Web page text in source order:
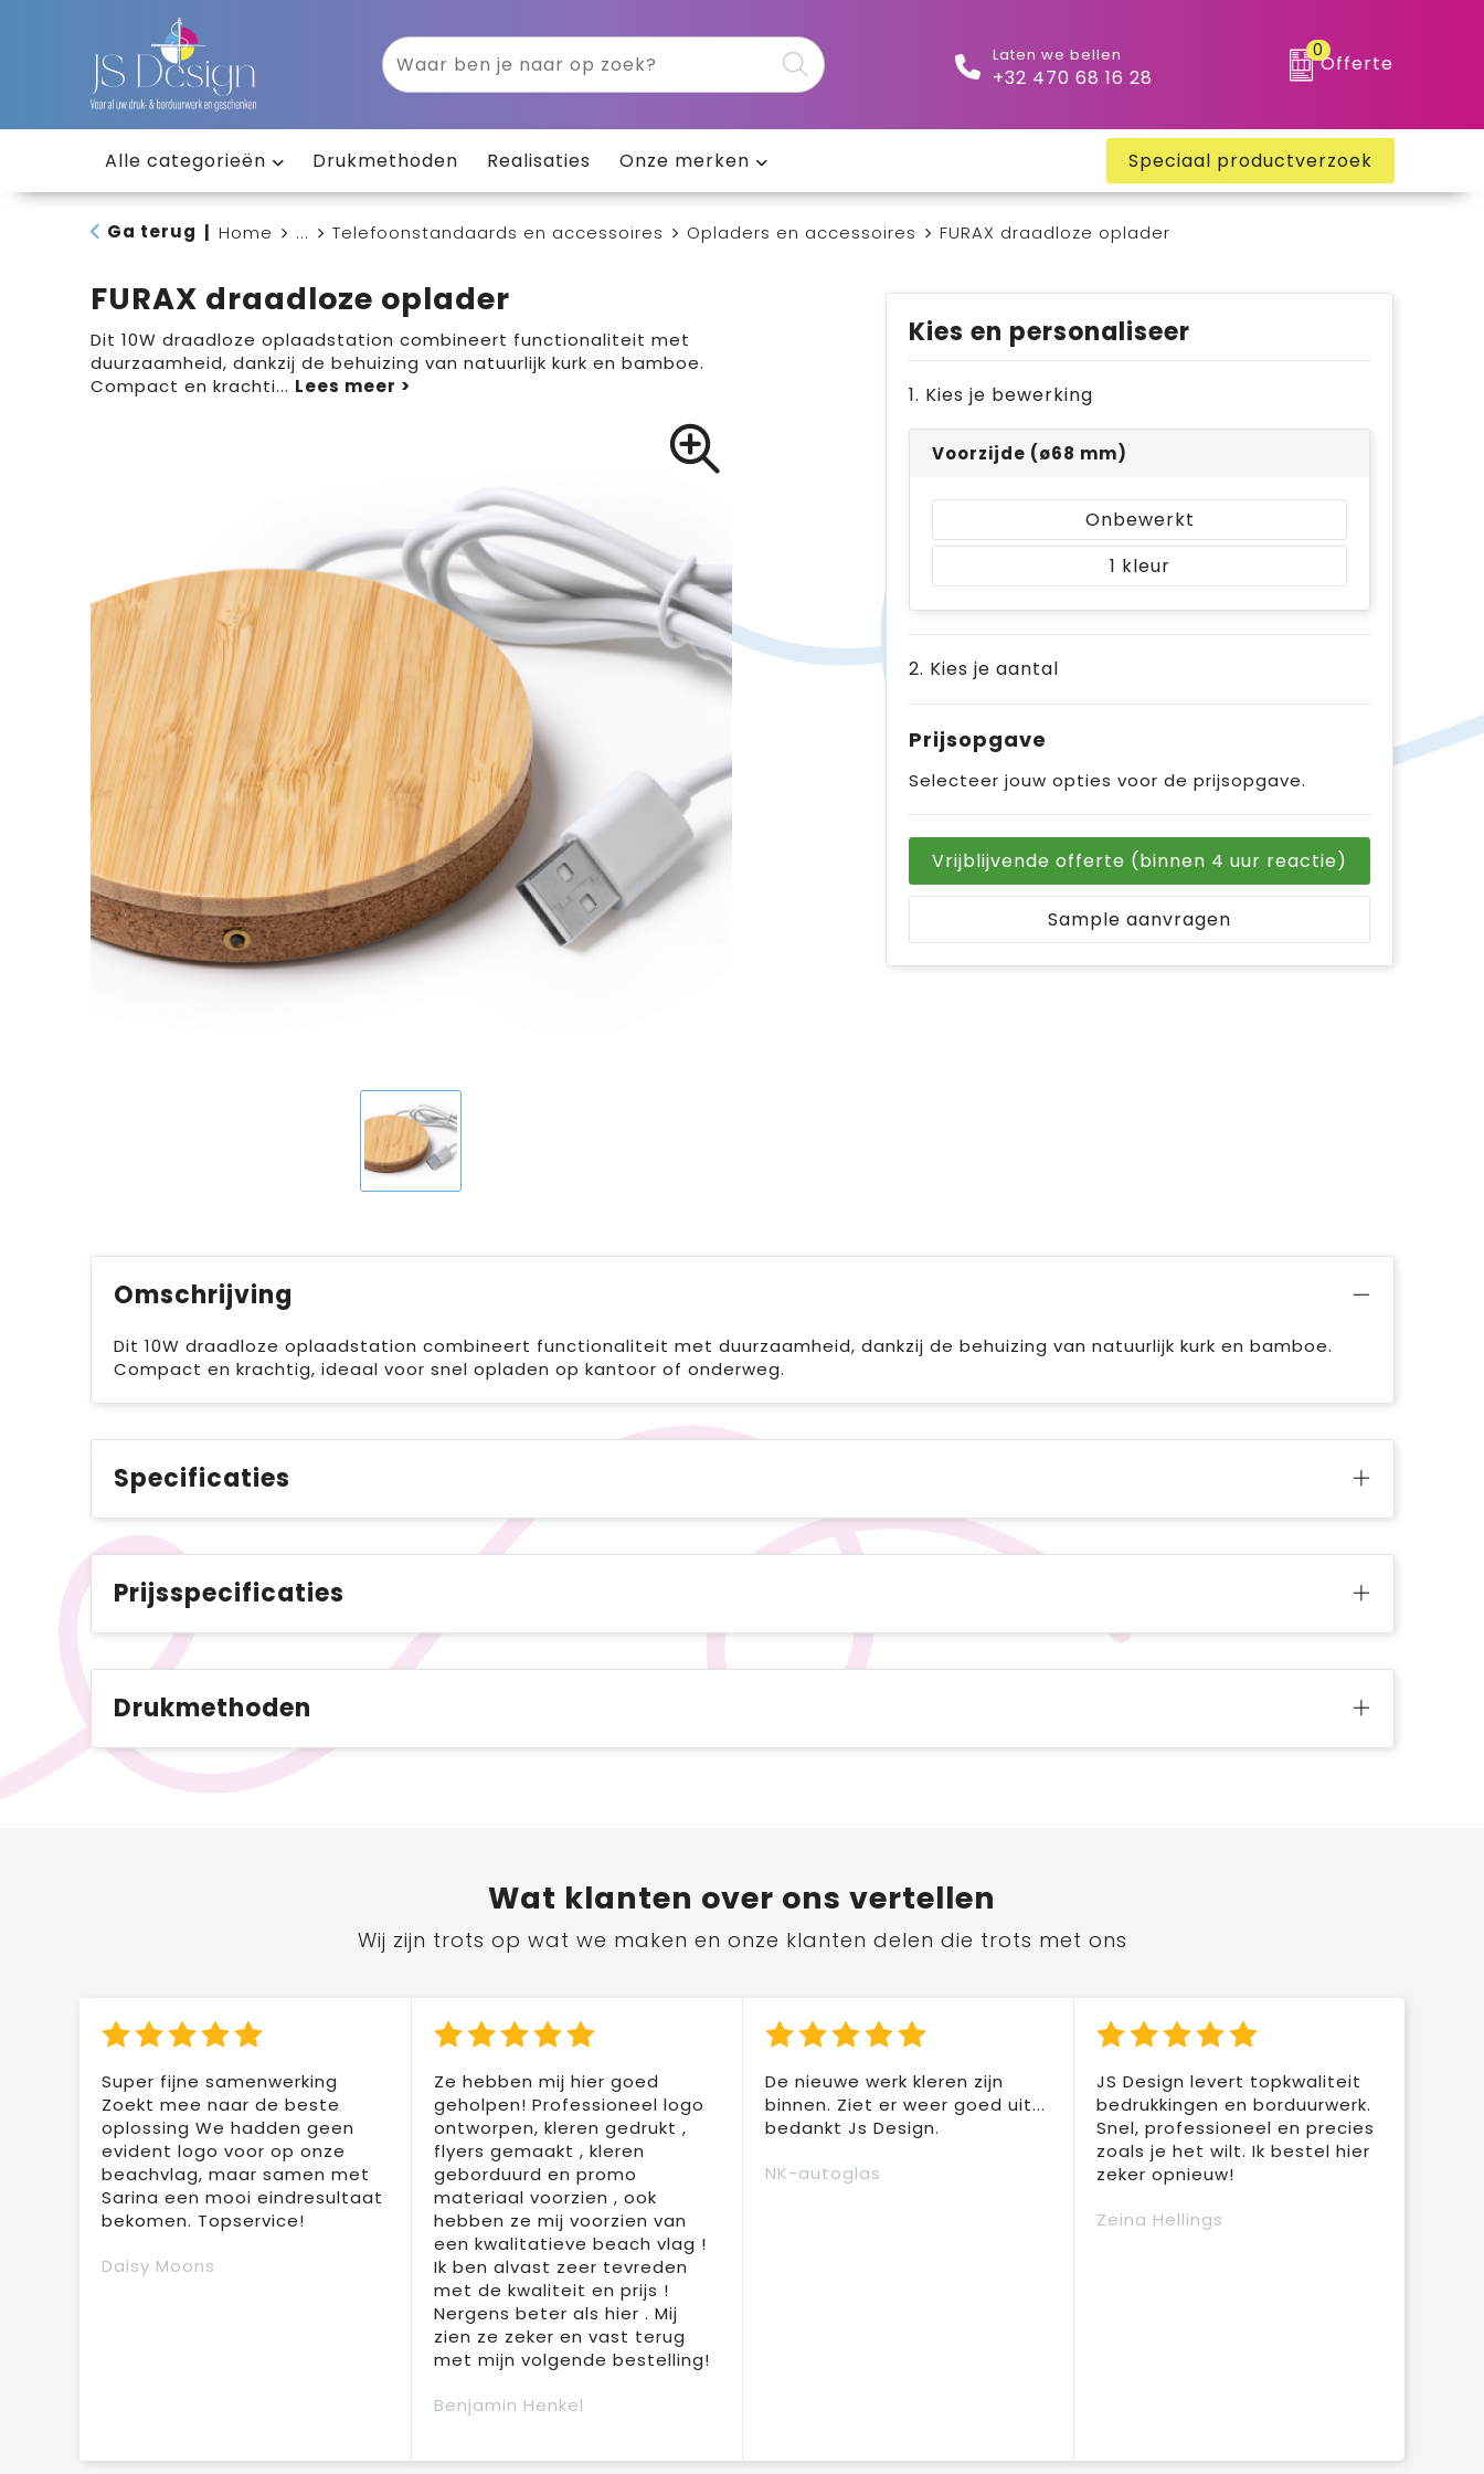
Laten we bellen
+32 470 68 16 28
0
Offerte
Alle categorieën Drukmethoden Realisaties Onze merken Speciaal productverzoek
Ga terug Home ... Telefoonstandaards en accessoires Opladers en accessoires FURAX draadloze oplader
FURAX draadloze oplader
Dit 10W draadloze oplaadstation combineert functionaliteit met
duurzaamheid, dankzij de behuizing van natuurlijk kurk en bamboe.
Compact en krachti...
Kies en personaliseer
1. Kies je bewerking
Voorzijde (ø68 mm)
Onbewerkt
1
2. Kies je aantal
Prijsopgave
Selecteer jouw opties voor de prijsopgave.
Vrijblijvende offerte (binnen 4 uur reactie)
Sample aanvragen
Omschrijving
Dit 10W draadloze oplaadstation combineert functionaliteit met duurzaamheid, dankzij de behuizing van natuurlijk kurk en bamboe.
Compact en krachtig, ideaal voor snel opladen op kantoor of onderweg.
Specificaties
Prijsspecificaties
Drukmethoden
Wat klanten over ons vertellen
Wij zijn trots op wat we maken en onze klanten delen die trots met ons
Super fijne samenwerking
Zoekt mee naar de beste
oplossing We hadden geen
evident logo voor op onze
beachvlag, maar samen met
Sarina een mooi eindresultaat
bekomen. Topservice!
Daisy Moons
Ze hebben mij hier goed
geholpen! Professioneel logo
ontworpen, kleren gedrukt ,
flyers gemaakt , kleren
geborduurd en promo
materiaal voorzien , ook
hebben ze mij voorzien van
een kwalitatieve beach vlag !
Ik ben alvast zeer tevreden
met de kwaliteit en prijs !
Nergens beter als hier . Mij
zien ze zeker en vast terug
met mijn volgende bestelling!
Benjamin Henkel
De nieuwe werk kleren zijn
binnen. Ziet er weer goed uit...
bedankt Js Design.
NK-autoglas
JS Design levert topkwaliteit
bedrukkingen en borduurwerk.
Snel, professioneel en precies
zoals je het wilt. Ik bestel hier
zeker opnieuw!
Zeina Hellings